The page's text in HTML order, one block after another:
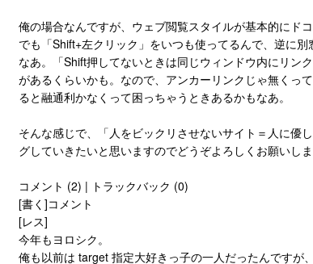
俺の場合なんですが、ウェブ閲覧スタイルが基本的にド
でも「Shift+左クリック」をいつも使ってるんで、逆に
なあ。「Shift押してないときは同じウィンドウ内にリン
があるくらいかも。なので、アンカーリンクじゃ無くっ
ると融通利かなくって困っちゃうときあるかもなあ。
そんな感じで、「人をビックリさせないサイト＝人に優
グしていきたいと思いますのでどうぞよろしくお願いしま
コメント (2) | トラックバック (0)
[書く]コメント
[レス]
今年もヨロシク。
俺も以前は target 指定大好きっ子の一人だったんですが